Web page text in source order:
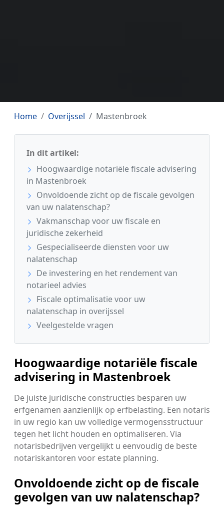
Home Overijssel Mastenbroek
In dit artikel:
Hoogwaardige notariële fiscale advisering
in Mastenbroek
Onvoldoende zicht op de fiscale gevolgen
van uw nalatenschap?
Vakmanschap voor uw fiscale en
juridische zekerheid
Gespecialiseerde diensten voor uw
nalatenschap
De investering en het rendement van
notarieel advies
Fiscale optimalisatie voor uw
nalatenschap in overijssel
Veelgestelde vragen
Hoogwaardige notariële fiscale
advisering in Mastenbroek
De juiste juridische constructies besparen uw
erfgenamen aanzienlijk op erfbelasting. Een notaris
in uw regio kan uw volledige vermogensstructuur
tegen het licht houden en optimaliseren. Via
notarisbedrijven vergelijkt u eenvoudig de beste
notariskantoren voor estate planning.
Onvoldoende zicht op de fiscale
gevolgen van uw nalatenschap?